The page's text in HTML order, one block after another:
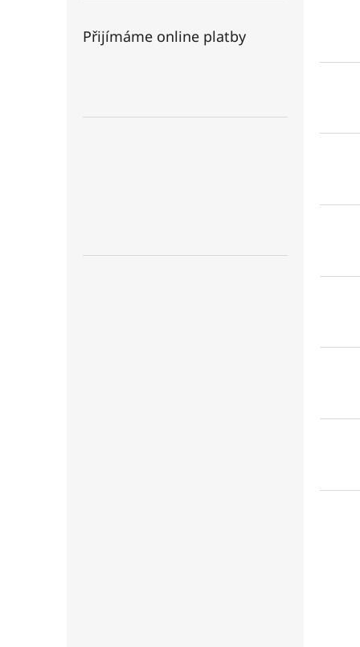
Přijímáme online platby